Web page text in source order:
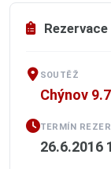
SOUTĚŽ
Chýnov
TERMÍN
26.6.2016